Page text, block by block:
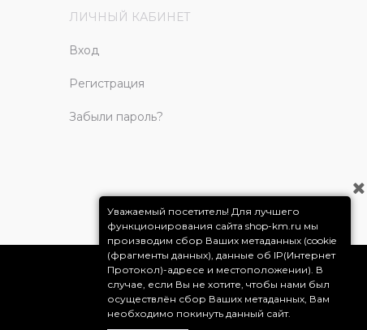
ЛИЧНЫЙ КАБИНЕТ
Вход
Регистрация
Забыли пароль?
Уважаемый посетитель! Для лучшего
функционирования сайта shop-km.ru мы
производим сбор Ваших метаданных (cookie
(фрагменты данных), данные об IP(Интернет
Протокол)-адресе и местоположении). В
случае, если Вы не хотите, чтобы нами был
осуществлён сбор Ваших метаданных, Вам
необходимо покинуть данный сайт.